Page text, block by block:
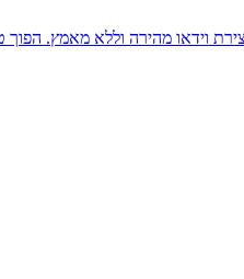
וידאו מהירה וללא מאמץ.